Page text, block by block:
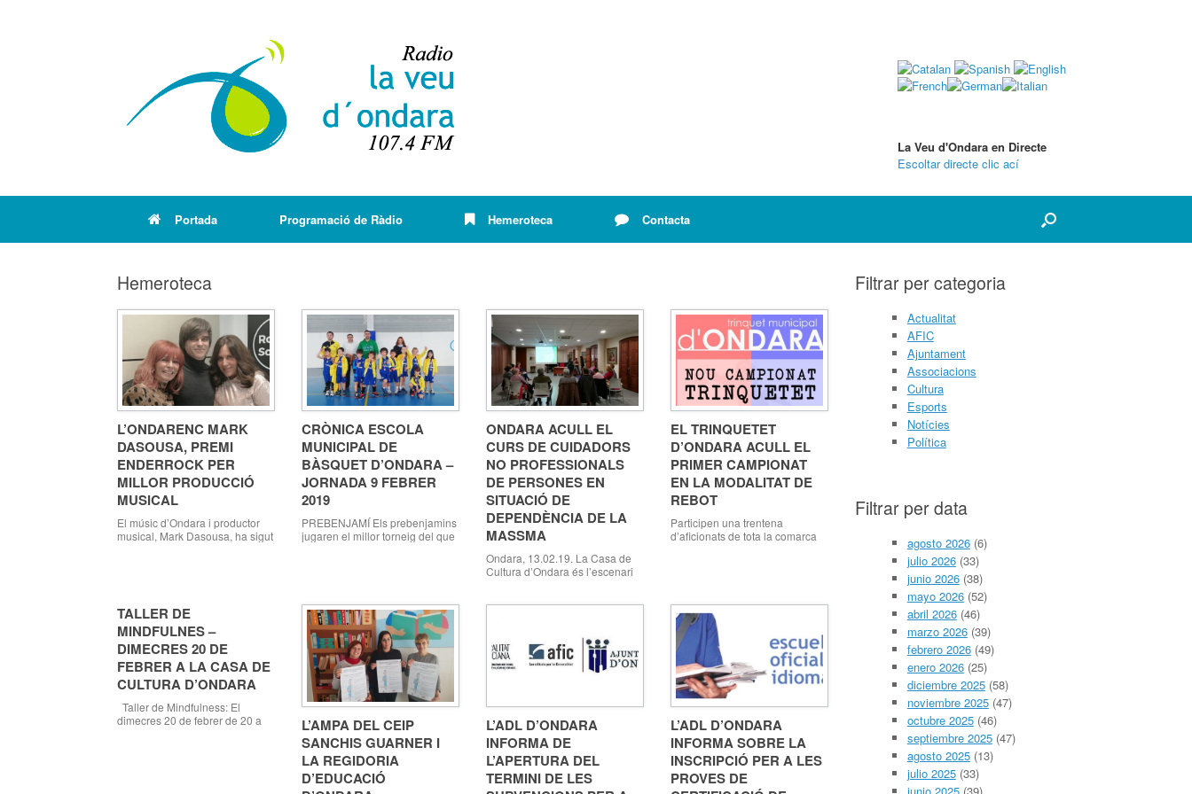
La Veu d'Ondara en Directe
Escoltar directe clic ací
Portada Programació de Ràdio Hemeroteca Contacta
Hemeroteca
L’ONDARENC MARK
DASOUSA, PREMI
ENDERROCK PER
MILLOR PRODUCCIÓ
MUSICAL
El músic d’Ondara i productor
musical, Mark Dasousa, ha sigut
produït els treballs discogràfics a
gran part dels grups valencians,
com ZOO, La Fúmiga, La Gossa
Sorda, Cactus o els Smoking […]
CRÒNICA ESCOLA
MUNICIPAL DE
BÀSQUET D’ONDARA –
JORNADA 9 FEBRER
2019
PREBENJAMÍ Els prebenjamins
jugaren el millor torneig del que
entrenaments i jugaren d´una
manera excel.lent els quatre
partits que disputaren al llarg del
matí. Els d´Ondara realitzaren
un joc col.lectiu amb molts
passes, cosa estranya en
aquesta categoria, […]
ONDARA ACULL EL
CURS DE CUIDADORS
NO PROFESSIONALS
DE PERSONES EN
SITUACIÓ DE
DEPENDÈNCIA DE LA
MASSMA
Ondara, 13.02.19. La Casa de
Cultura d’Ondara és l’escenari
de tècniques de la MASSMA
(Mancomunitat de Serveis
Socials de la Marina Alta), en la
que està integrada Ondara. El
Professionals de Persones […]
EL TRINQUETET
D’ONDARA ACULL EL
PRIMER CAMPIONAT
EN LA MODALITAT DE
REBOT
Participen una trentena
d’aficionats de tota la comarca
febrer, l’escenari del primer
campionat en la modalitat de
“rebot”, organitzat pel Bar El
Trinquet amb la col·laboració de
la Regidoria d’Esports de
l’Ajuntament d’Ondara, que
dirigeix Mar […]
TALLER DE
MINDFULNES –
DIMECRES 20 DE
FEBRER A LA CASA DE
CULTURA D’ONDARA
Taller de Mindfulness: El
dimecres 20 de febrer de 20 a
L’AMPA DEL CEIP
SANCHIS GUARNER I
LA REGIDORIA
D’EDUCACIÓ
L’ADL D’ONDARA
INFORMA DE
L’APERTURA DEL
TERMINI DE LES
L’ADL D’ONDARA
INFORMA SOBRE LA
INSCRIPCIÓ PER A LES
PROVES DE
Filtrar per categoria
Actualitat
AFIC
Ajuntament
Associacions
Cultura
Esports
Notícies
Política
Filtrar per data
agosto 2026(6)
julio 2026(33)
junio 2026(38)
mayo 2026(52)
abril 2026(46)
marzo 2026(39)
febrero 2026(49)
enero 2026(25)
diciembre 2025(58)
noviembre 2025(47)
octubre 2025(46)
septiembre 2025(47)
agosto 2025(13)
julio 2025(33)
junio 2025(39)